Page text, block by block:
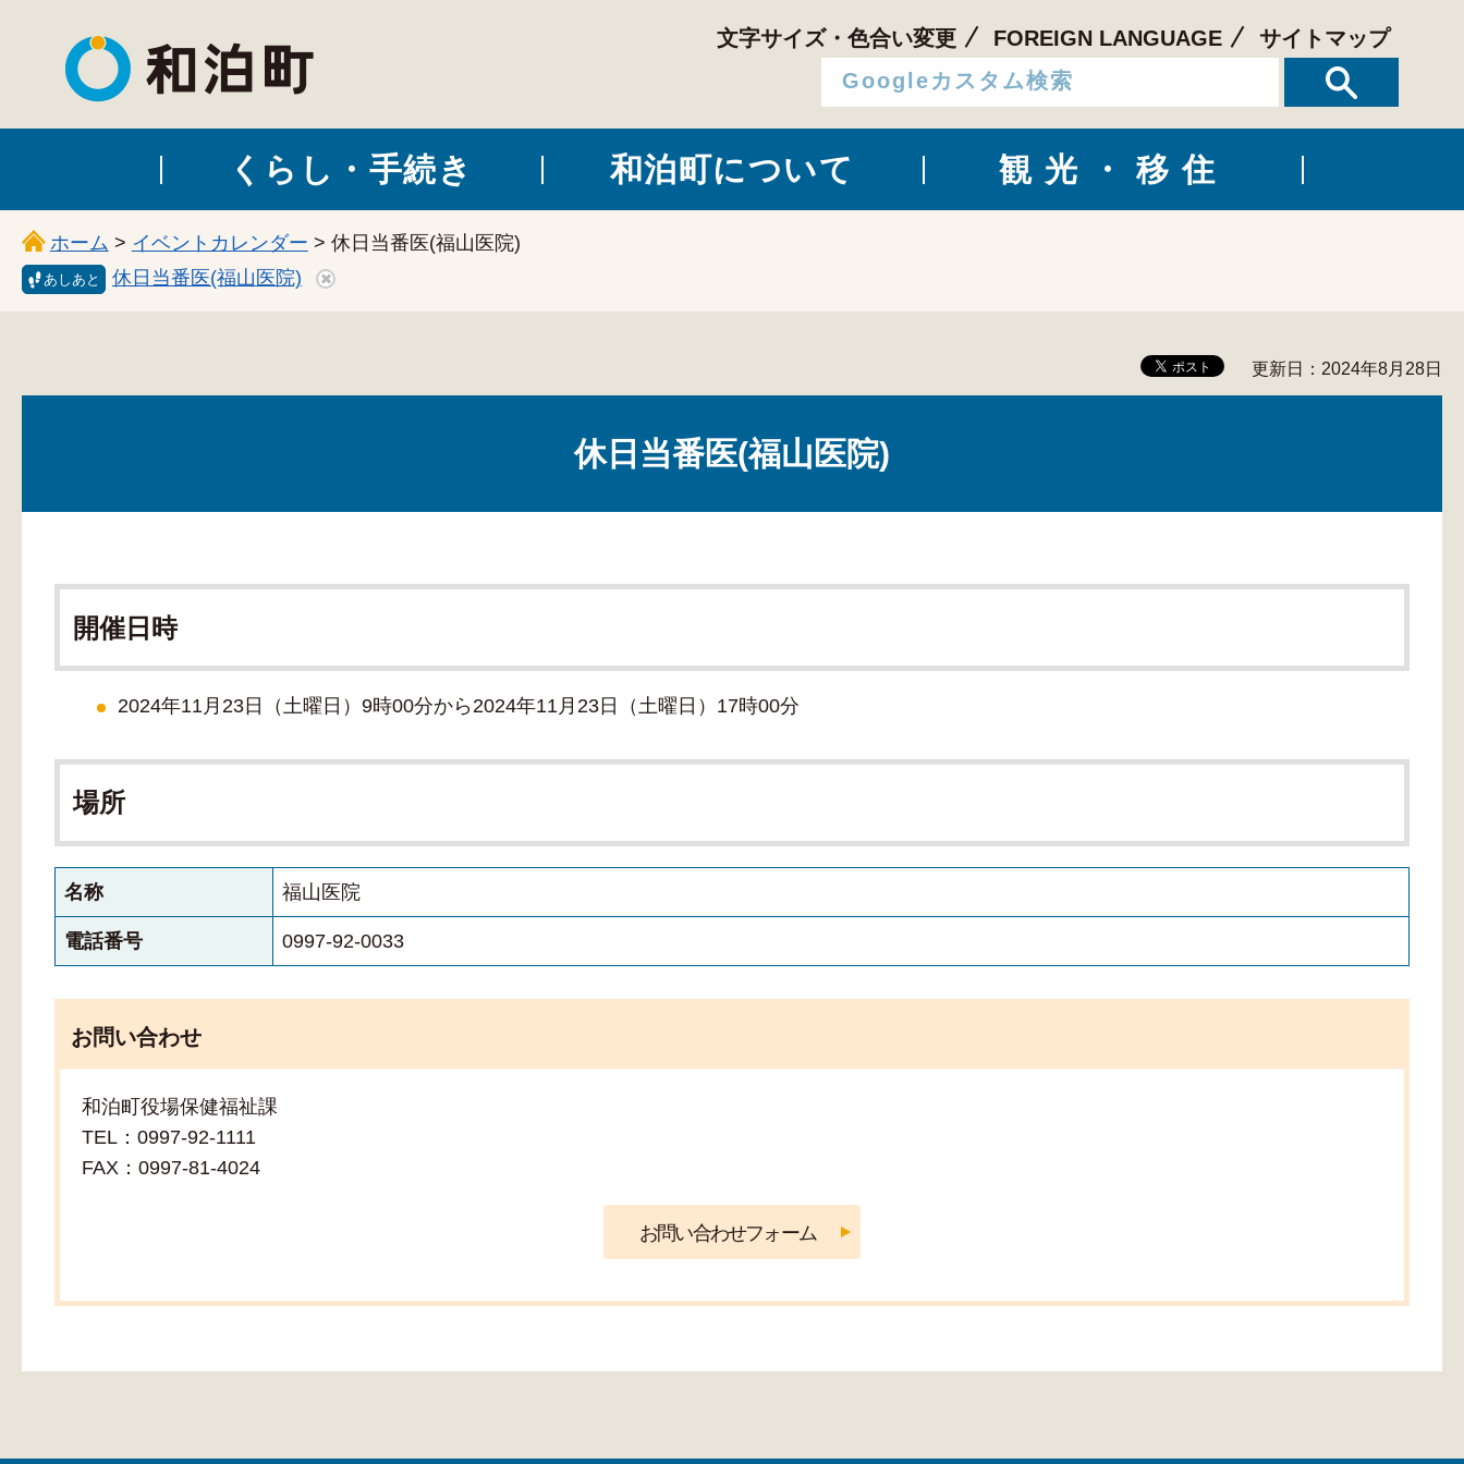
和泊町
文字サイズ・色合い変更 FOREIGN LANGUAGE サイトマップ
くらし・手続き 和泊町について 観光・移住
ホーム > イベントカレンダー > 休日当番医(福山医院)
あしあと 休日当番医(福山医院)
更新日：2024年8月28日
休日当番医(福山医院)
開催日時
2024年11月23日（土曜日）9時00分から2024年11月23日（土曜日）17時00分
場所
名称 福山医院
電話番号 0997-92-0033
お問い合わせ
和泊町役場保健福祉課
TEL：0997-92-1111
FAX：0997-81-4024